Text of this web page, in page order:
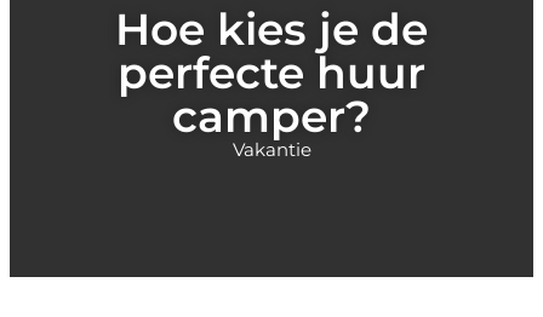
Hoe kies je de
perfecte huur
camper?
Vakantie